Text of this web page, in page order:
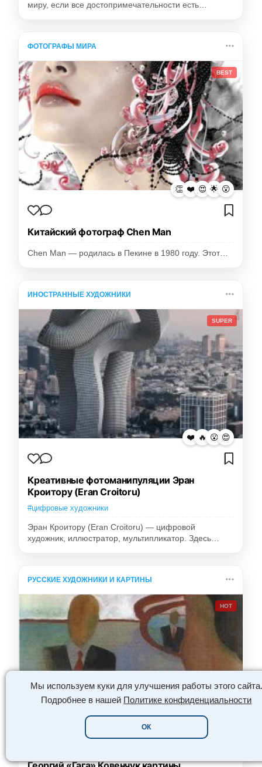
Мы используем куки для улучшения работы этого сайта.
Подробнее в нашей Политике конфиденциальности
ОК
миру, если все достопримечательности есть…
ФОТОГРАФЫ МИРА
BEST
👏 ❤️ 😍 🌟 😮
Китайский фотограф Chen Man
Chen Man — родилась в Пекине в 1980 году. Этот…
ИНОСТРАННЫЕ ХУДОЖНИКИ
SUPER
❤️ 🔥 😮 😍
Креативные фотоманипуляции Эран
Кроитору (Eran Croitoru)
#цифровые художники
Эран Кроитору (Eran Croitoru) — цифровой
художник, иллюстратор, мультипликатор. Здесь…
РУССКИЕ ХУДОЖНИКИ И КАРТИНЫ
HOT
😍